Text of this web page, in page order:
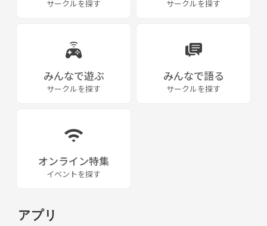
サークルを探す サークルを探す
みんなで遊ぶ
サークルを探す
みんなで語る
サークルを探す
オンライン特集
イベントを探す
アプリ